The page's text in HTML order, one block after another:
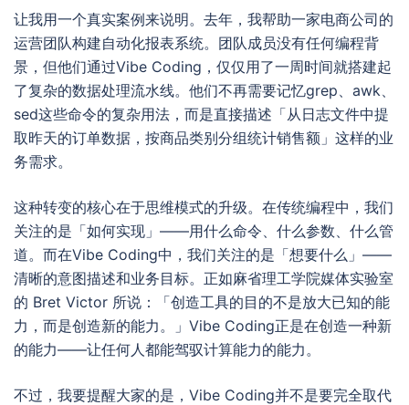
让我用一个真实案例来说明。去年，我帮助一家电商公司的
运营团队构建自动化报表系统。团队成员没有任何编程背
景，但他们通过Vibe Coding，仅仅用了一周时间就搭建起
了复杂的数据处理流水线。他们不再需要记忆grep、awk、
sed这些命令的复杂用法，而是直接描述「从日志文件中提
取昨天的订单数据，按商品类别分组统计销售额」这样的业
务需求。
这种转变的核心在于思维模式的升级。在传统编程中，我们
关注的是「如何实现」——用什么命令、什么参数、什么管
道。而在Vibe Coding中，我们关注的是「想要什么」——
清晰的意图描述和业务目标。正如麻省理工学院媒体实验室
的 Bret Victor 所说：「创造工具的目的不是放大已知的能
力，而是创造新的能力。」Vibe Coding正是在创造一种新
的能力——让任何人都能驾驭计算能力的能力。
不过，我要提醒大家的是，Vibe Coding并不是要完全取代